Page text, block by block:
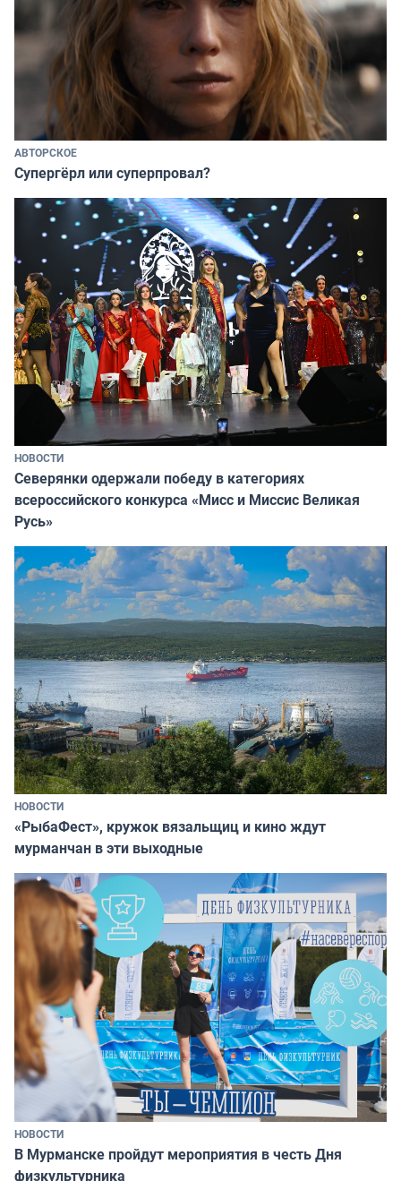
АВТОРСКОЕ
Супергёрл или суперпровал?
НОВОСТИ
Северянки одержали победу в категориях
всероссийского конкурса «Мисс и Миссис Великая
Русь»
НОВОСТИ
«РыбаФест», кружок вязальщиц и кино ждут
мурманчан в эти выходные
НОВОСТИ
В Мурманске пройдут мероприятия в честь Дня
физкультурника